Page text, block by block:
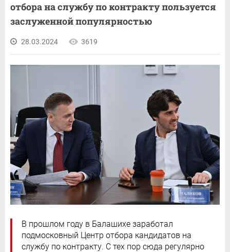
отбора на службу по контракту пользуется
заслуженной популярностью
28.03.2024 3619
В прошлом году в Балашихе заработал
подмосковный Центр отбора кандидатов на
службу по контракту. С тех пор сюда регулярно